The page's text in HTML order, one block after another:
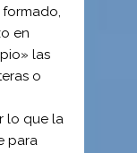
en
las
o
lo que la
para